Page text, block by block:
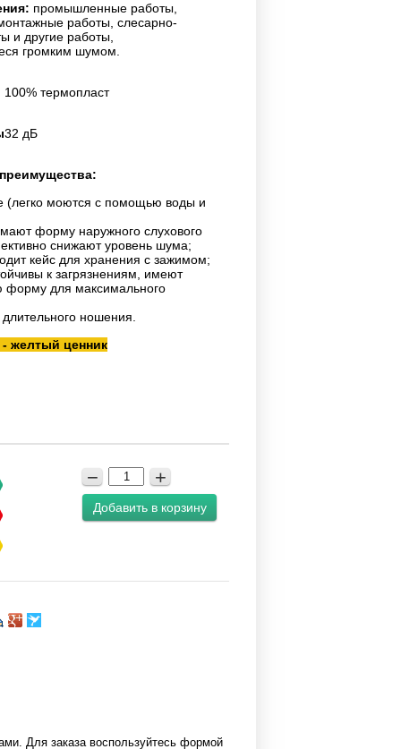
промышленные работы,
работы, слесарно-
и другие работы,
громким шумом.
100% термопласт
32 дБ
(легко моются с помощью воды и
форму наружного слухового
снижают уровень шума;
кейс для хранения с зажимом;
к загрязнениям, имеют
форму для максимального
ношения.
- желтый ценник
− +
Добавить в корзину
Для заказа воспользуйтесь формой